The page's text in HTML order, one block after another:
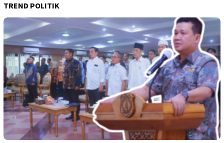
TREND POLITIK